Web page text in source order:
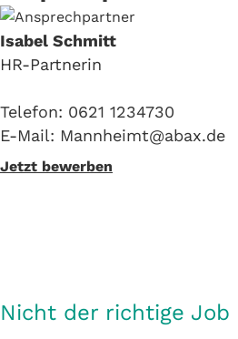
Isabel Schmitt
HR-Partnerin
Telefon: 0621 1234730
E-Mail: Mannheimt@abax.de
Jetzt bewerben
Nicht der richtige Job